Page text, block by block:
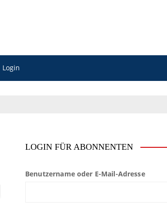
Login
LOGIN FÜR ABONNENTEN
Benutzername oder E-Mail-Adresse